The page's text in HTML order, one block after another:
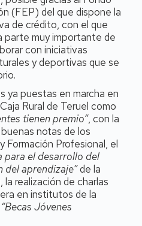
(FEP) del que dispone la
de crédito, con el que
parte muy importante de
con iniciativas
y deportivas que se
ya puestas en marcha en
Rural de Teruel como
tienen premio”, con la
notas de los
Formación Profesional, el
para el desarrollo del
del aprendizaje”de la
realización de charlas
en institutos de la
“Becas Jóvenes